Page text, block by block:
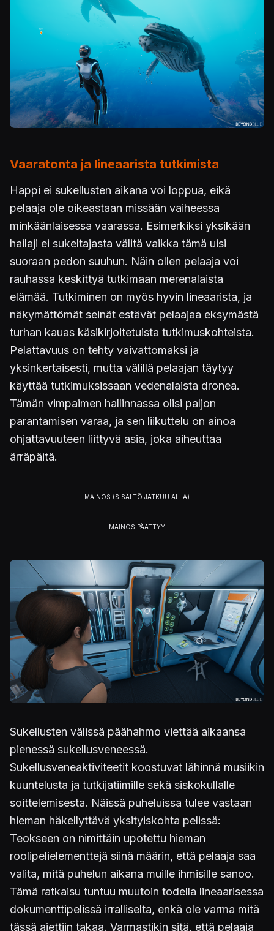
Vaaratonta ja lineaarista tutkimista
Happi ei sukellusten aikana voi loppua, eikä
pelaaja ole oikeastaan missään vaiheessa
minkäänlaisessa vaarassa. Esimerkiksi yksikään
hailaji ei sukeltajasta välitä vaikka tämä uisi
suoraan pedon suuhun. Näin ollen pelaaja voi
rauhassa keskittyä tutkimaan merenalaista
elämää. Tutkiminen on myös hyvin lineaarista, ja
näkymättömät seinät estävät pelaajaa eksymästä
turhan kauas käsikirjoitetuista tutkimuskohteista.
Pelattavuus on tehty vaivattomaksi ja
yksinkertaisesti, mutta välillä pelaajan täytyy
käyttää tutkimuksissaan vedenalaista dronea.
Tämän vimpaimen hallinnassa olisi paljon
parantamisen varaa, ja sen liikuttelu on ainoa
ohjattavuuteen liittyvä asia, joka aiheuttaa
ärräpäitä.
Sukellusten välissä päähahmo viettää aikaansa
pienessä sukellusveneessä.
Sukellusveneaktiviteetit koostuvat lähinnä musiikin
kuuntelusta ja tutkijatiimille sekä siskokullalle
soittelemisesta. Näissä puheluissa tulee vastaan
hieman häkellyttävä yksityiskohta pelissä:
Teokseen on nimittäin upotettu hieman
roolipelielementtejä siinä määrin, että pelaaja saa
valita, mitä puhelun aikana muille ihmisille sanoo.
Tämä ratkaisu tuntuu muutoin todella lineaarisessa
dokumenttipelissä irralliselta, enkä ole varma mitä
tässä ajettiin takaa. Varmastikin sitä, että pelaaja